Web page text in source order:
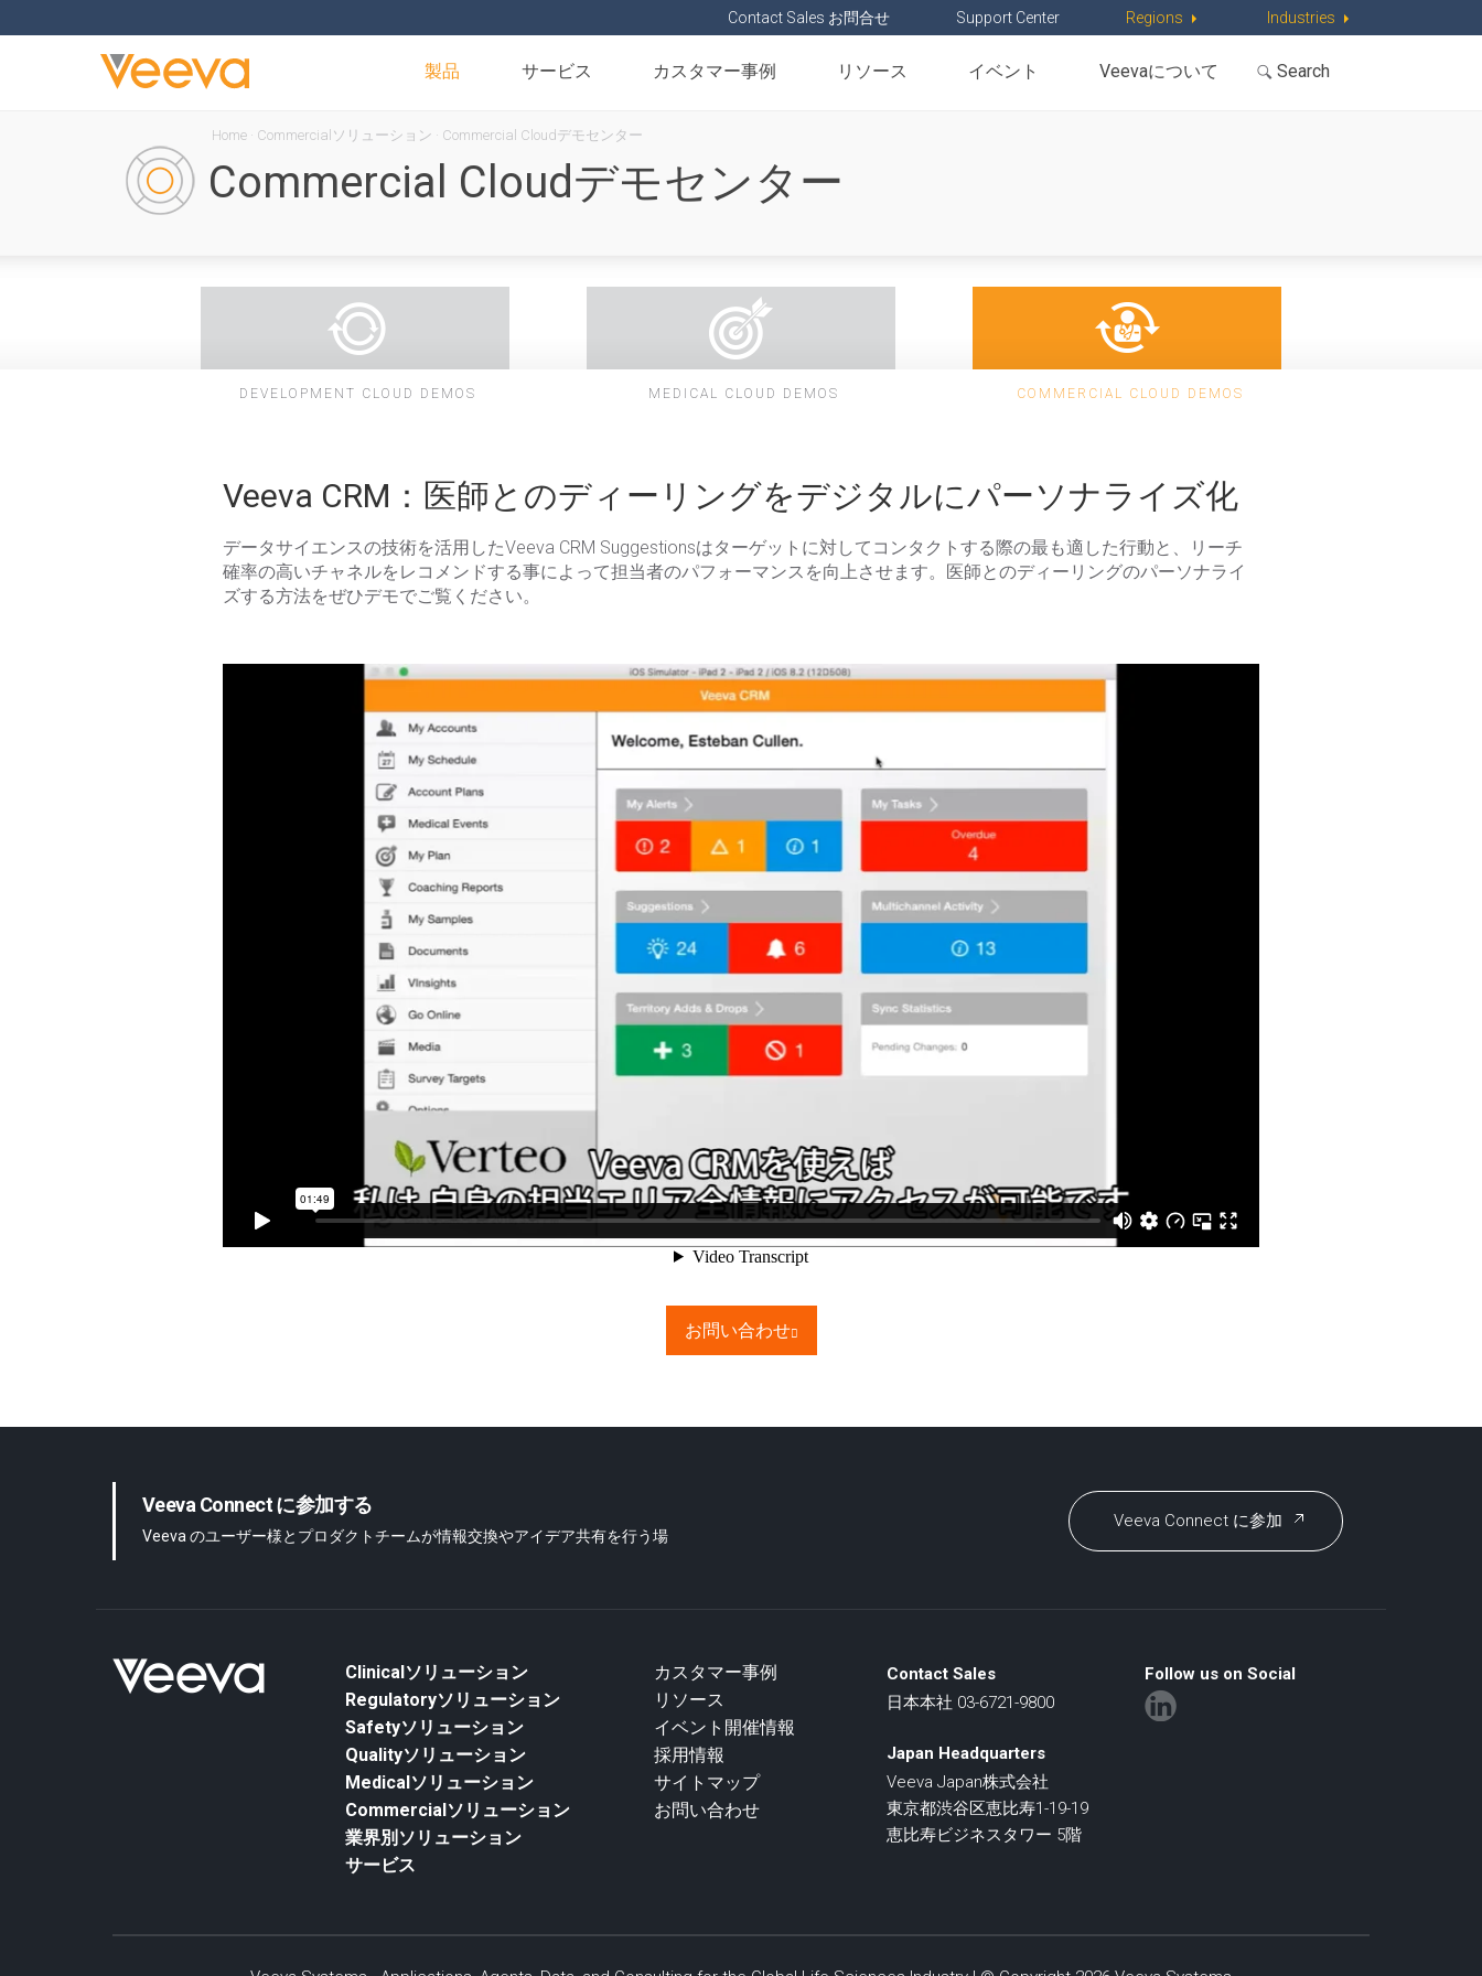
Contact Sales お問合せ Support Center Regions Industries
製品 サービス カスタマー事例 リソース イベント Veevaについて
Home · Commercialソリューション · Commercial Cloudデモセンター
Commercial Cloudデモセンター
DEVELOPMENT CLOUD DEMOS MEDICAL CLOUD DEMOS COMMERCIAL CLOUD DEMOS
Veeva CRM：医師とのディーリングをデジタルにパーソナライズ化
データサイエンスの技術を活用したVeeva CRM Suggestionsはターゲットに対してコンタクトする際の最も適した行動と、リーチ
確率の高いチャネルをレコメンドする事によって担当者のパフォーマンスを向上させます。医師とのディーリングのパーソナライ
ズする方法をぜひデモでご覧ください。
お問い合わせ
Veeva Connect に参加する
Veeva のユーザー様とプロダクトチームが情報交換やアイデア共有を行う場
Veeva Connect に参加
Clinicalソリューション
Regulatoryソリューション
Safetyソリューション
Qualityソリューション
Medicalソリューション
Commercialソリューション
業界別ソリューション
サービス
カスタマー事例
リソース
イベント開催情報
採用情報
サイトマップ
お問い合わせ
Contact Sales
日本本社 03-6721-9800
Japan Headquarters
Veeva Japan株式会社
東京都渋谷区恵比寿1-19-19
恵比寿ビジネスタワー 5階
Follow us on Social